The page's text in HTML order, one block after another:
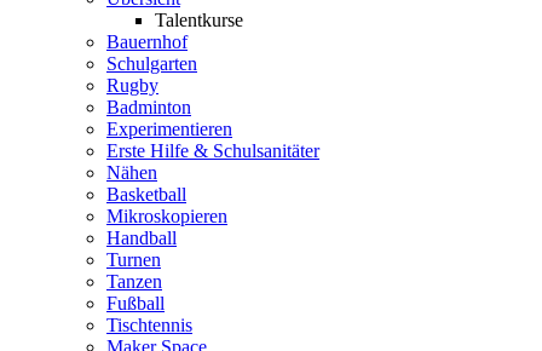
Talentkurse
Bauernhof
Schulgarten
Rugby
Badminton
Experimentieren
Erste Hilfe & Schulsanitäter
Nähen
Basketball
Mikroskopieren
Handball
Turnen
Tanzen
Fußball
Tischtennis
Maker Space